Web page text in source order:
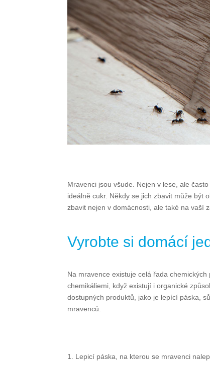
Mravenci jsou všude. Nejen v lese, ale
ideálně cukr. Někdy se jich zbavit může být
zbavit nejen v domácnosti, ale také na vaší
Vyrobte si domácí
Na mravence existuje celá řada
chemikáliemi, když existují i organické
dostupných produktů, jako je lepící páska,
mravenců.
Lepicí páska, na kterou se mravenci